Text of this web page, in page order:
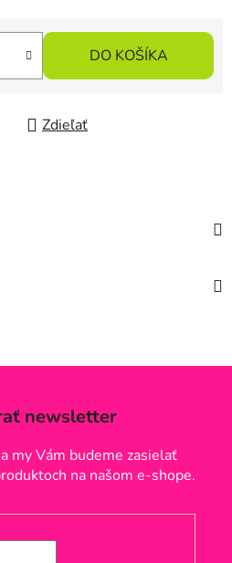
DO KOŠÍKA
Zdieľať
newsletter
my Vám budeme zasielať
na našom e-shope.